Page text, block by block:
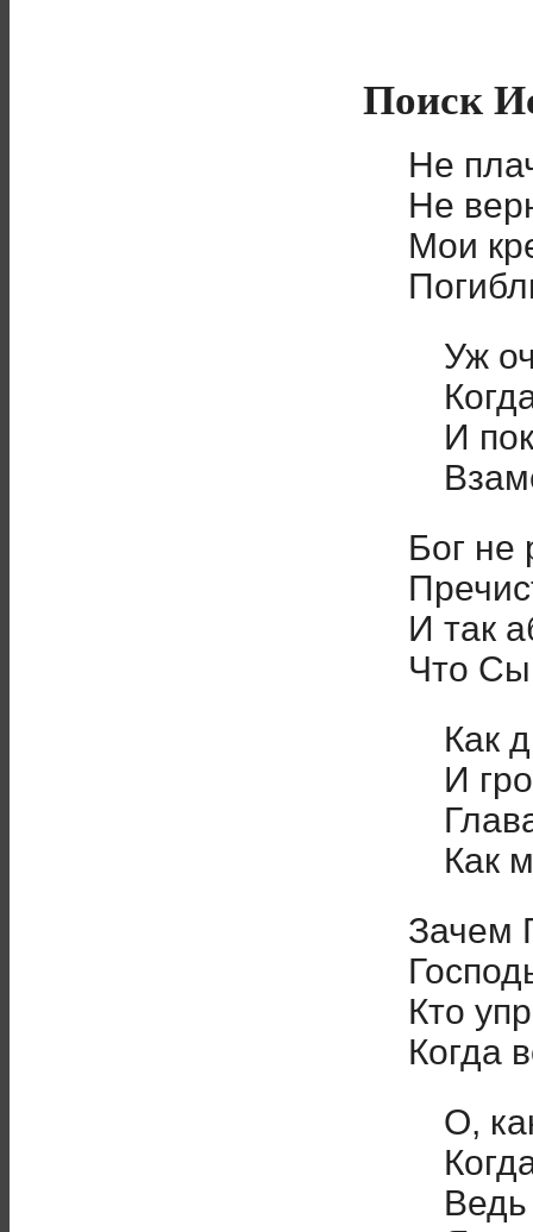
Поиск
Не
Не
Мои
Уж
И
Бог не
И так
Что
Как
И
Как
Зачем
Кто
Когда
О,